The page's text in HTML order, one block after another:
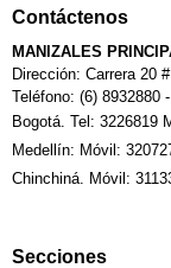
Contáctenos
MANIZALES
Dirección: Carrera 20
Teléfono: (6) 8932880
Bogotá. Tel: 3226819
Medellín: Móvil:
Chinchiná. Móvil:
Secciones